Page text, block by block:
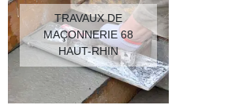
TRAVAUX DE
MAÇONNERIE 68
HAUT-RHIN